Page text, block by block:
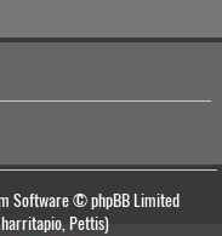
Software © phpBB Limited
Pettis)